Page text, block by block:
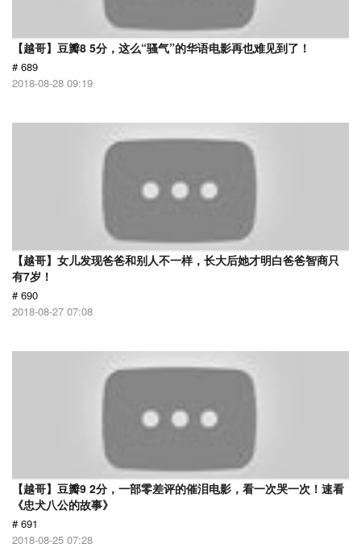
【越哥】豆瓣8 5分，这么“骚气”的华语电影再也难见到了！
# 689
2018-08-28 09:19
【越哥】女儿发现爸爸和别人不一样，长大后她才明白爸爸智商只
有7岁！
# 690
2018-08-27 07:08
【越哥】豆瓣9 2分，一部零差评的催泪电影，看一次哭一次！速看
《忠犬八公的故事》
# 691
2018-08-25 07:28